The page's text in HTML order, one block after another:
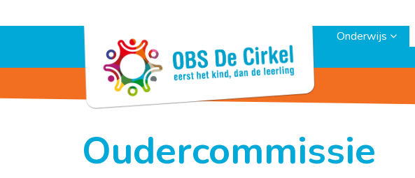
Onderwijs
Oudercommissie